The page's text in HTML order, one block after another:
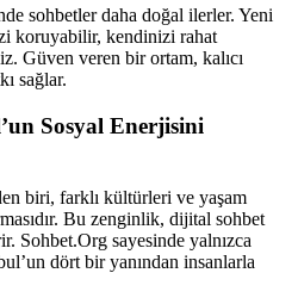
sohbetler daha doğal ilerler. Yeni
koruyabilir, kendinizi rahat
Güven veren bir ortam, kalıcı
sağlar.
Sosyal Enerjisini
biri, farklı kültürleri ve yaşam
Bu zenginlik, dijital sohbet
Sohbet.Org sayesinde yalnızca
dört bir yanından insanlarla